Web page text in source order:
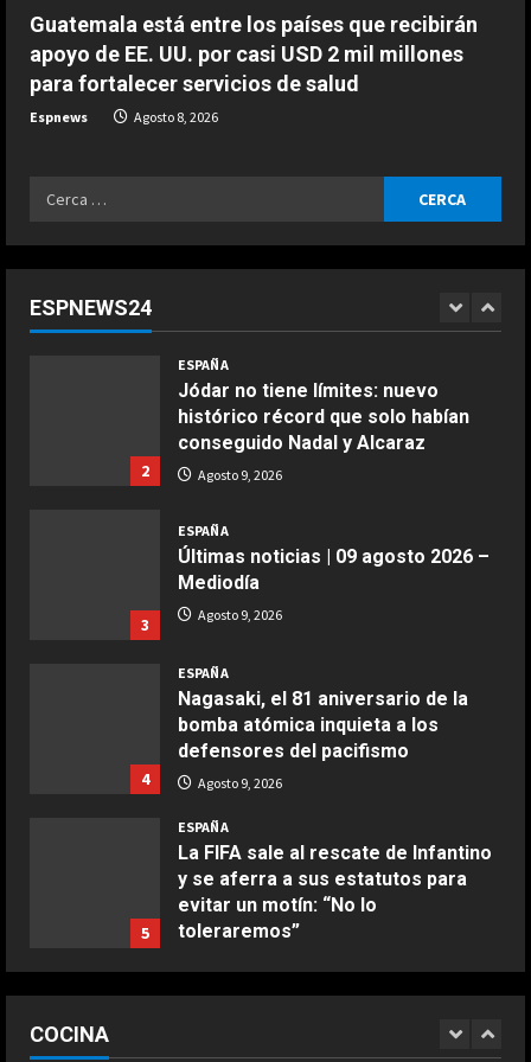
Guatemala está entre los países que recibirán
apoyo de EE. UU. por casi USD 2 mil millones
para fortalecer servicios de salud
Espnews Agosto 8, 2026
Ricerca
ESPNEWS24
Agosto 9, 2026
ESPAÑA
La FIFA sale al rescate de Infantino
y se aferra a sus estatutos para
1
2
ESPAÑA
Jódar no tiene límites: nuevo
histórico récord que solo habían
conseguido Nadal y Alcaraz
Agosto 9, 2026
3
ESPAÑA
Últimas noticias | 09 agosto 2026 –
Mediodía
Agosto 9, 2026
4
ESPAÑA
Nagasaki, el 81 aniversario de la
bomba atómica inquieta a los
defensores del pacifismo
Agosto 9, 2026
5
ESPAÑA
La FIFA sale al rescate de Infantino
y se aferra a sus estatutos para
evitar un motín: “No lo
toleraremos”
COCINA
Ensalada de espinacas deliciosa
COCINA
aire
Aprile 24, 2026
Buñuelos de alcachofas
Aprile 5, 2026
Ternera guisada con senderuelas
Ensalada de habas y alcachofas con
langostinos